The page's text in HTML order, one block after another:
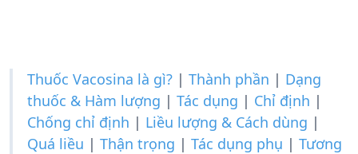
Thuốc Vacosina là gì? | Thành phần | Dạng
thuốc & Hàm lượng | Tác dụng | Chỉ định |
Chống chỉ định | Liều lượng & Cách dùng |
Quá liều | Thận trọng | Tác dụng phụ | Tương